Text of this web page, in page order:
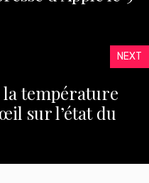
NEXT
température
sur l’état du